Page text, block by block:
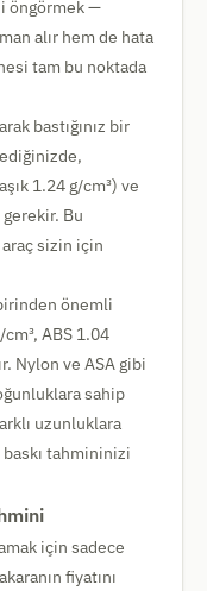
öngörmek —
alır hem de hata
tam bu noktada
bastığınız bir
1.24 g/cm³) ve
Bu
sizin için
önemli
cm³, ABS 1.04
Nylon ve ASA gibi
sahip
uzunluklara
baskı tahmininizi
için sadece
fiyatını